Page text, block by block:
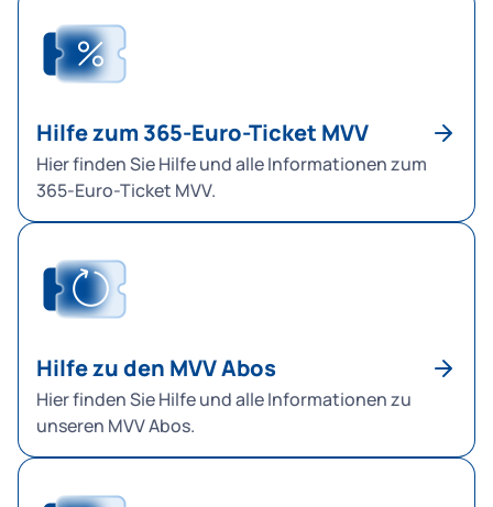
Hilfe zum 365-Euro-Ticket MVV
Hier finden Sie Hilfe und alle Informationen zum
365-Euro-Ticket MVV.
Hilfe zu den MVV Abos
Hier finden Sie Hilfe und alle Informationen zu
unseren MVV Abos.